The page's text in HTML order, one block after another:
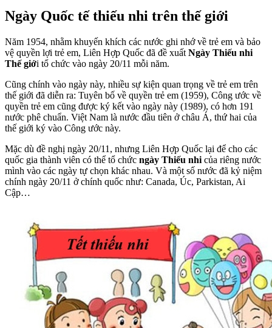
Ngày Quốc tế thiếu nhi trên thế giới
Năm 1954, nhằm khuyến khích các nước ghi nhớ về trẻ em và bảo
vệ quyền lợi trẻ em, Liên Hợp Quốc đã đề xuất Ngày Thiếu nhi
Thế giới tổ chức vào ngày 20/11 mỗi năm.
Cũng chính vào ngày này, nhiều sự kiện quan trọng về trẻ em trên
thế giới đã diễn ra: Tuyên bố về quyền trẻ em (1959), Công ước về
quyền trẻ em cũng được ký kết vào ngày này (1989), có hơn 191
nước phê chuẩn. Việt Nam là nước đầu tiên ở châu Á, thứ hai của
thế giới ký vào Công ước này.
Mặc dù đề nghị ngày 20/11, nhưng Liên Hợp Quốc lại để cho các
quốc gia thành viên có thể tổ chức ngày Thiếu nhi của riêng nước
mình vào các ngày tự chọn khác nhau. Và một số nước đã kỷ niệm
chính ngày 20/11 ở chính quốc như: Canada, Úc, Parkistan, Ai
Cập…